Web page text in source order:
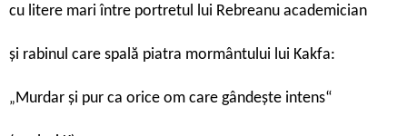
cu litere mari între portretul lui Rebreanu academician
și rabinul care spală piatra mormântului lui Kakfa:
„Murdar și pur ca orice om care gândește intens“